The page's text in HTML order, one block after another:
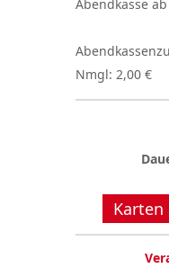
Abendkasse
Nmgl: 2,00 €